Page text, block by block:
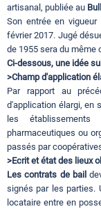
artisanal, publiée au
Son entrée en
février 2017. Jugé
de 1955 sera du même
Ci-dessous, une idée
>Champ d'application
Par rapport au
d'application élargi, en
les établissements
pharmaceutiques ou
passés par
>Ecrit et état des lieux
Les contrats de bail
signés par les parties.
locataire entre en